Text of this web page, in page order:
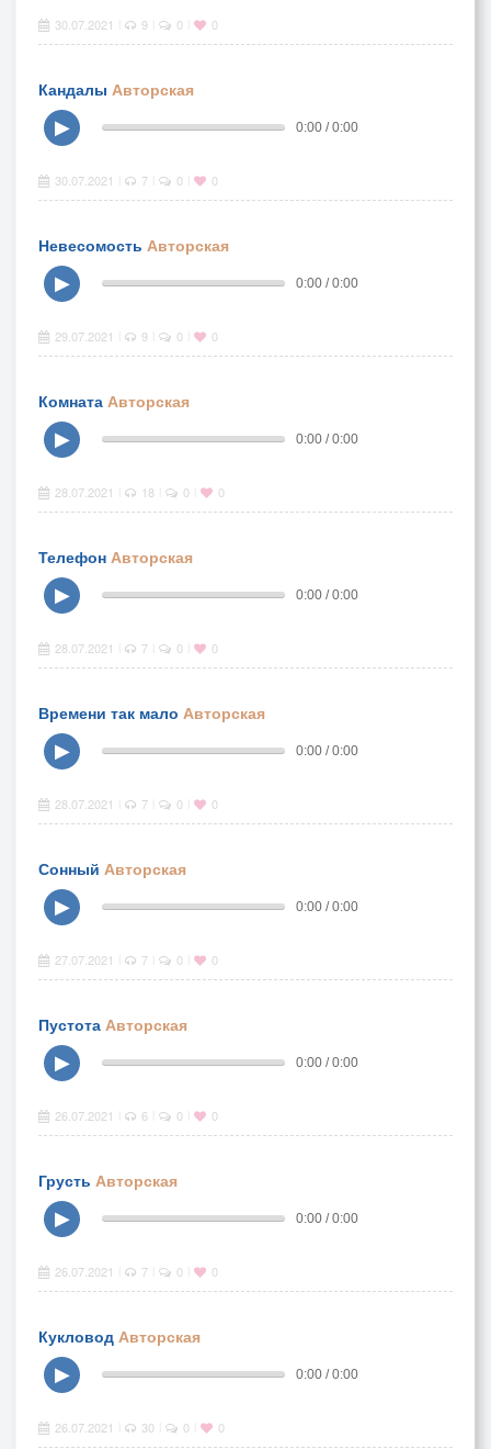
30.07.2021 9 0 0
Кандалы Авторская
▶
0:00 / 0:00
30.07.2021 7 0 0
Невесомость Авторская
▶
0:00 / 0:00
29.07.2021 9 0 0
Комната Авторская
▶
0:00 / 0:00
28.07.2021 18 0 0
Телефон Авторская
▶
0:00 / 0:00
28.07.2021 7 0 0
Времени так мало Авторская
▶
0:00 / 0:00
28.07.2021 7 0 0
Сонный Авторская
▶
0:00 / 0:00
27.07.2021 7 0 0
Пустота Авторская
▶
0:00 / 0:00
26.07.2021 6 0 0
Грусть Авторская
▶
0:00 / 0:00
26.07.2021 7 0 0
Кукловод Авторская
▶
0:00 / 0:00
26.07.2021 30 0 0